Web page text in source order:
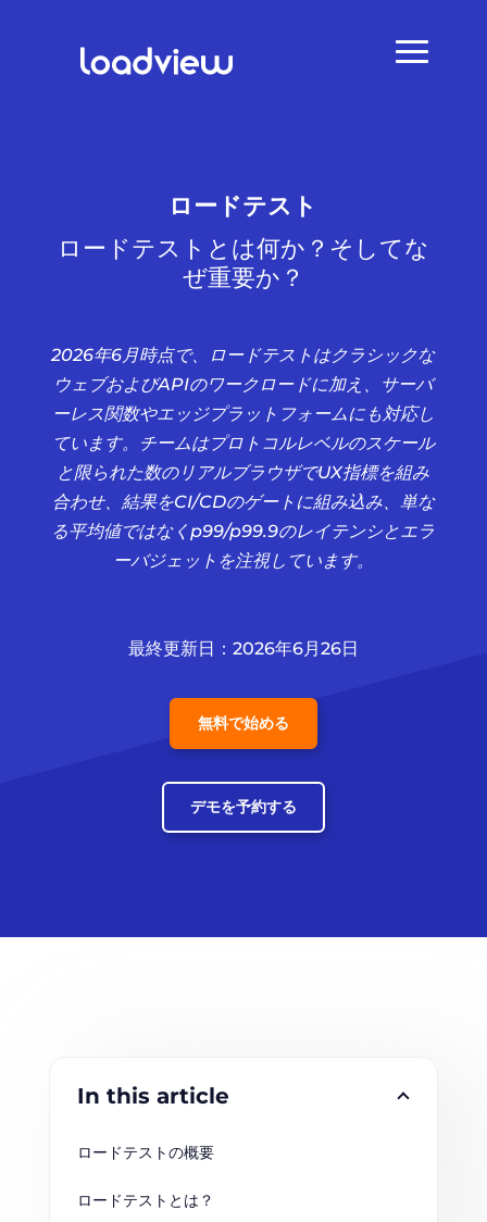
ロードテスト
ロードテストとは何か？そしてな
ぜ重要か？
2026年6月時点で、ロードテストはクラシックな
ウェブおよびAPIのワークロードに加え、サーバ
ーレス関数やエッジプラットフォームにも対応し
ています。チームはプロトコルレベルのスケール
と限られた数のリアルブラウザでUX指標を組み
合わせ、結果をCI/CDのゲートに組み込み、単な
る平均値ではなくp99/p99.9のレイテンシとエラ
ーバジェットを注視しています。
最終更新日：2026年6月26日
無料で始める
デモを予約する
In this article
ロードテストの概要
ロードテストとは？